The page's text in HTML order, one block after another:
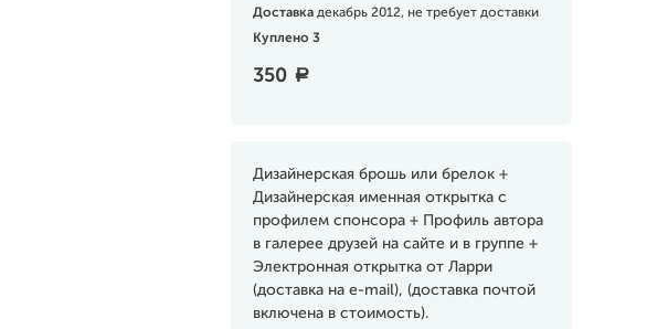
Доставка декабрь 2012, не требует доставки
Куплено 3
350 a
Дизайнерская брошь или брелок +
Дизайнерская именная открытка с
профилем спонсора + Профиль автора
в галерее друзей на сайте и в группе +
Электронная открытка от Ларри
(доставка на e-mail), (доставка почтой
включена в стоимость).